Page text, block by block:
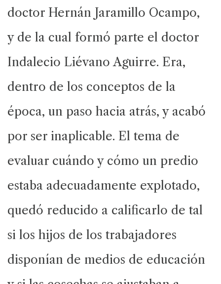
doctor Hernán Jaramillo Ocampo,
y de la cual formó parte el doctor
Indalecio Liévano Aguirre. Era,
dentro de los conceptos de la
época, un paso hacia atrás, y acabó
por ser inaplicable. El tema de
evaluar cuándo y cómo un predio
estaba adecuadamente explotado,
quedó reducido a calificarlo de tal
si los hijos de los trabajadores
disponían de medios de educación